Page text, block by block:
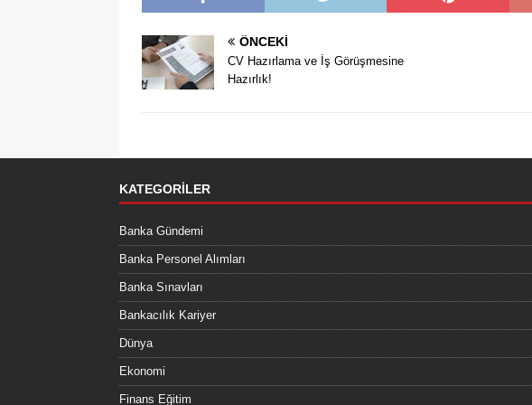
ÖNCEKI
CV Hazırlama ve İş Görüşmesine
Hazırlık!
KATEGORILER
Banka Gündemi
Banka Personel Alımları
Banka Sınavları
Bankacılık Kariyer
Dünya
Ekonomi
Finans Eğitim